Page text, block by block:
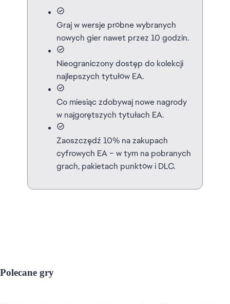
Graj w wersje próbne wybranych
nowych gier nawet przez 10 godzin.
Nieograniczony dostęp do kolekcji
najlepszych tytułów EA.
Co miesiąc zdobywaj nowe nagrody
w najgorętszych tytułach EA.
Zaoszczędź 10% na zakupach
cyfrowych EA – w tym na pobranych
grach, pakietach punktów i DLC.
Polecane gry